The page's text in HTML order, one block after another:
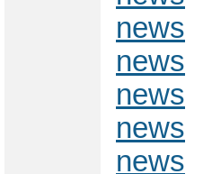
news
news
news
news
news